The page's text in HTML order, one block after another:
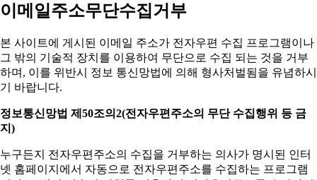
이메일주소무단수집거부
본 사이트에 게시된 이메일 주소가 전자우편 수집 프로그램이나
그 밖의 기술적 장치를 이용하여 무단으로 수집 되는 것을 거부
하며, 이를 위반시 정보 통신망법에 의해 형사처벌됨을 유념하시
기 바랍니다.
정보통신망법 제50조의2(전자우편주소의 무단 수집행위 등 금
지)
누구든지 전자우편주소의 수집을 거부하는 의사가 명시된 인터
넷 홈페이지에서 자동으로 전자우편주소를 수집하는 프로그램